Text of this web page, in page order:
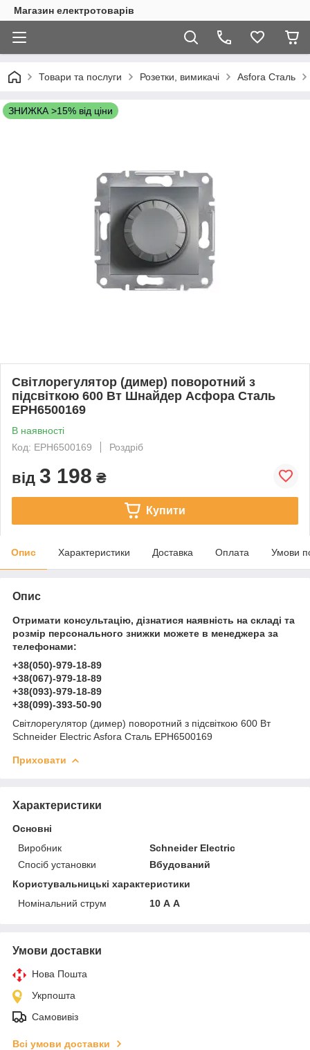
Магазин електротоварів
Товари та послуги Розетки, вимикачі Asfora Сталь
ЗНИЖКА >15% від ціни
Світлорегулятор (димер) поворотний з
підсвіткою 600 Вт Шнайдер Асфора Сталь
EPH6500169
В наявності
Код: EPH6500169
Роздріб
від 3 198 ₴
Купити
Опис Характеристики Доставка Оплата Умови
Опис
Отримати консультацію, дізнатися наявність на складі та
розмір персонального знижки можете в менеджера за
телефонами:
+38(050)-979-18-89
+38(067)-979-18-89
+38(093)-979-18-89
+38(099)-393-50-90
Світлорегулятор (димер) поворотний з підсвіткою 600 Вт
Schneider Electric Asfora Сталь EPH6500169
Приховати
Характеристики
Основні
Виробник
Schneider Electric
Спосіб установки
Вбудований
Користувальницькі характеристики
Номінальний струм
10 А А
Умови доставки
Нова Пошта
Укрпошта
Самовивіз
Всі умови доставки